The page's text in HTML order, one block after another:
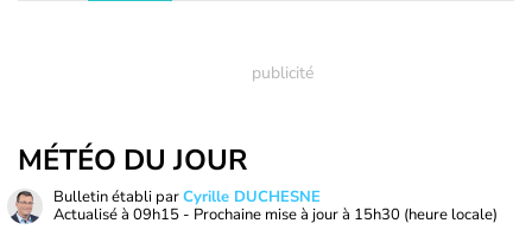
MÉTÉO DU JOUR
Bulletin établi parCyrille DUCHESNE
Actualisé à 09h15 - Prochaine mise à jour à 15h30 (heure locale)